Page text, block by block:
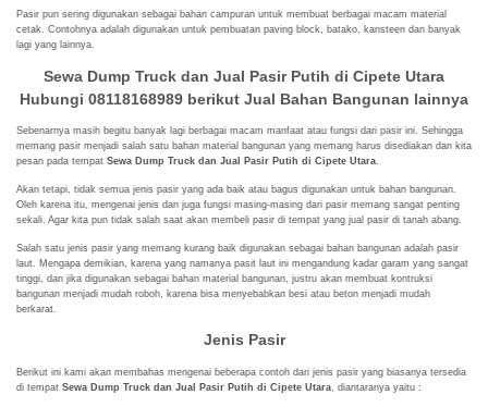
Pasir pun sering digunakan sebagai bahan campuran untuk membuat berbagai macam material
cetak. Contohnya adalah digunakan untuk pembuatan paving block, batako, kansteen dan banyak
lagi yang lainnya.
Sewa Dump Truck dan Jual Pasir Putih di Cipete Utara
Hubungi 08118168989 berikut Jual Bahan Bangunan lainnya
Sebenarnya masih begitu banyak lagi berbagai macam manfaat atau fungsi dari pasir ini. Sehingga
memang pasir menjadi salah satu bahan material bangunan yang memang harus disediakan dan kita
pesan pada tempat Sewa Dump Truck dan Jual Pasir Putih di Cipete Utara
Akan tetapi, tidak semua jenis pasir yang ada baik atau bagus digunakan untuk bahan bangunan.
Oleh karena itu, mengenai jenis dan juga fungsi masing-masing dari pasir memang sangat penting
sekali. Agar kita pun tidak salah saat akan membeli pasir di tempat yang jual pasir di tanah abang.
Salah satu jenis pasir yang memang kurang baik digunakan sebagai bahan bangunan adalah pasir
laut. Mengapa demikian, karena yang namanya pasit laut ini mengandung kadar garam yang sangat
tinggi, dan jika digunakan sebagai bahan material bangunan, justru akan membuat kontruksi
bangunan menjadi mudah roboh, karena bisa menyebabkan besi atau beton menjadi mudah
berkarat.
Jenis Pasir
Berikut ini kami akan membahas mengenai beberapa contoh dari jenis pasir yang biasanya tersedia
di tempat Sewa Dump Truck dan Jual Pasir Putih di Cipete Utara , diantaranya yaitu :